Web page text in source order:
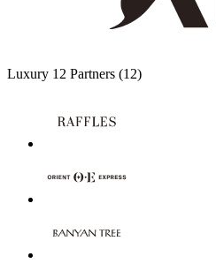
Luxury 12 Partners (12)